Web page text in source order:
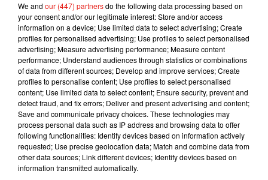
Musique
7 août 2026
Julien Lieb s’essaye à la vie de chatelain
dans son nouveau clip
7 août 2026
Madonna sort enfin le remix de « Love
Sensation » avec Kylie Minogue
We and our (447) partnersdo the following data processing based on
your consent and/or our legitimate interest: Store and/or access
information on a device; Use limited data to select advertising; Create
profiles for personalised advertising; Use profiles to select personalised
advertising; Measure advertising performance; Measure content
performance; Understand audiences through statistics or combinations
of data from different sources; Develop and improve services; Create
profiles to personalise content; Use profiles to select personalised
content; Use limited data to select content; Ensure security, prevent and
detect fraud, and fix errors; Deliver and present advertising and content;
Save and communicate privacy choices. These technologies may
process personal data such as IP address and browsing data to offer
following functionalities: Identify devices based on information actively
requested; Use precise geolocation data; Match and combine data from
other data sources; Link different devices; Identify devices based on
information transmitted automatically.